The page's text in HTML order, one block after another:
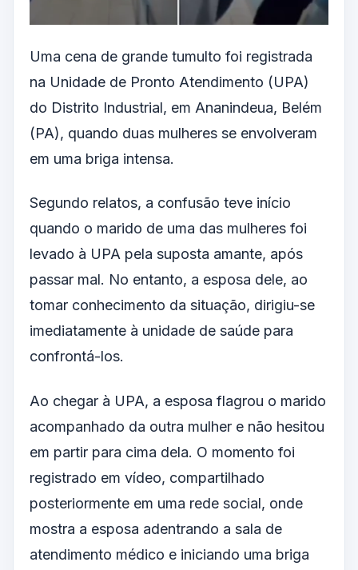
Uma cena de grande tumulto foi registrada
na Unidade de Pronto Atendimento (UPA)
do Distrito Industrial, em Ananindeua, Belém
(PA), quando duas mulheres se envolveram
em uma briga intensa.
Segundo relatos, a confusão teve início
quando o marido de uma das mulheres foi
levado à UPA pela suposta amante, após
passar mal. No entanto, a esposa dele, ao
tomar conhecimento da situação, dirigiu-se
imediatamente à unidade de saúde para
confrontá-los.
Ao chegar à UPA, a esposa flagrou o marido
acompanhado da outra mulher e não hesitou
em partir para cima dela. O momento foi
registrado em vídeo, compartilhado
posteriormente em uma rede social, onde
mostra a esposa adentrando a sala de
atendimento médico e iniciando uma briga